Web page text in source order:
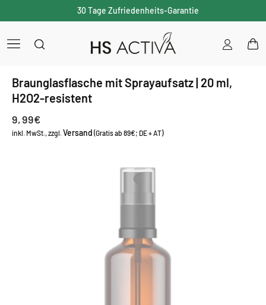
30 Tage Zufriedenheits-Garantie
Einloggen
Braunglasflasche mit Sprayaufsatz | 20 ml,
H2O2-resistent
Normaler
Preis
9,99€
inkl. MwSt., zzgl.Versand (Gratis ab 89€; DE + AT)